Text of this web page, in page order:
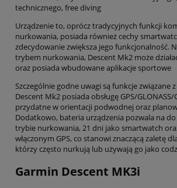
technicznego, free diving
Urządzenie to, oprócz tradycyjnych funkcji
nurkowania, posiada również cechy
zdecydowanie zwiększa jego funkcjonalność.
trybem nurkowania, Descent Mk2 może
oraz posiada wbudowane aplikacje sportowe
Szczególnie godne uwagi są funkcje związane
Descent Mk2 posiada obsługę GPS/
przydatne w orientacji podwodnej oraz
Dodatkowo, bateria urządzenia pozwala na
trybie nurkowania, 21 dni jako smartwatch
włączonym GPS, co stanowi znaczącą zaletę
którzy często nurkują lub używają go jako
Garmin Descent MK3i